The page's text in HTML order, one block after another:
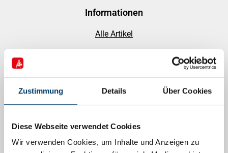
Zustimmung Details Über Cookies
Diese Webseite verwendet Cookies
Wir verwenden Cookies, um Inhalte und Anzeigen zu
Informationen
Alle Artikel
EFRE-Förderung
Podcasts
Go Global! Bremen Business Talks
Menschen, Arbeit, Zukunft